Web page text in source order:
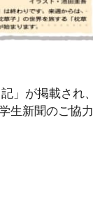
」が掲載され、
生新聞のご協力